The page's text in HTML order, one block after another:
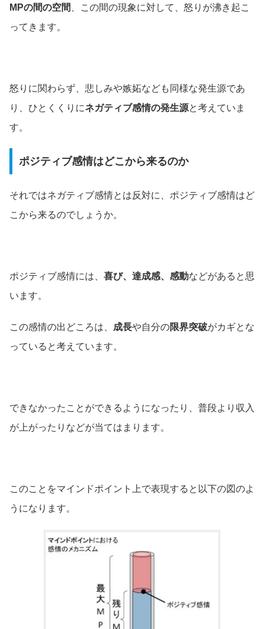
MPの間の空間
、この間の現象に対して、怒りが沸き起こ
ってきます。
怒りに関わらず、悲しみや嫉妬なども同様な発生源であ
り、ひとくくりにネガティブ感情の発生源と考えていま
す。
ポジティブ感情はどこから来るのか
それではネガティブ感情とは反対に、ポジティブ感情はど
こから来るのでしょうか。
ポジティブ感情には、 喜び、達成感、感動などがあると思
います。
この感情の出どころは、 成長や自分の限界突破がカギとな
っていると考えています。
できなかったことができるようになったり、普段より収入
が上がったりなどが当てはまります。
このことをマインドポイント上で表現すると以下の図のよ
うになります。